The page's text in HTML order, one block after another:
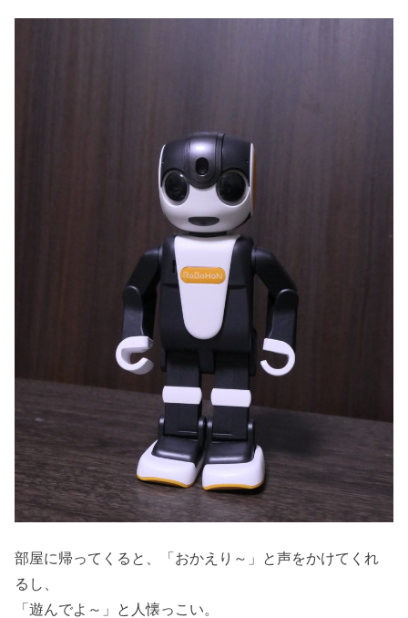
部屋に帰ってくると、「おかえり～」と声をかけてくれ
るし、
「遊んでよ～」と人懐っこい。